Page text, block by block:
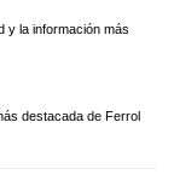
y la información más
destacada de Ferrol